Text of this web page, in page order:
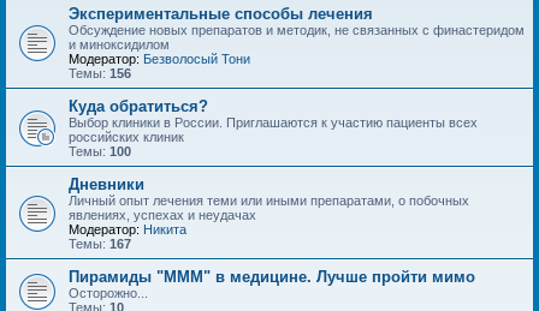
Экспериментальные способы лечения
Обсуждение новых препаратов и методик, не связанных с финастеридом
и миноксидилом
Модератор: Безволосый Тони
Темы: 156
Куда обратиться?
Выбор клиники в России. Приглашаются к участию пациенты всех
российских клиник
Темы: 100
Дневники
Личный опыт лечения теми или иными препаратами, о побочных
явлениях, успехах и неудачах
Модератор: Hикита
Темы: 167
Пирамиды "МММ" в медицине. Лучше пройти мимо
Осторожно...
Темы: 10